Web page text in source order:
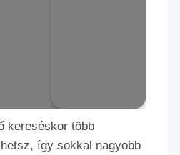
kereséskor több
így sokkal nagyobb